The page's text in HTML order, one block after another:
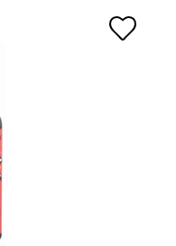
para tus
humedad y la
lisas y serraje,